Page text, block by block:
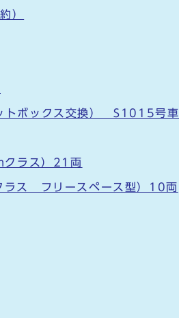
）
トボックス交換） S1015号車
クラス）21両
ラス フリースペース型）10両